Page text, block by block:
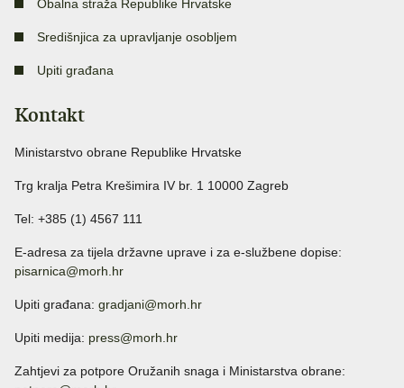
Obalna straža Republike Hrvatske
Središnjica za upravljanje osobljem
Upiti građana
Kontakt
Ministarstvo obrane Republike Hrvatske
Trg kralja Petra Krešimira IV br. 1 10000 Zagreb
Tel: +385 (1) 4567 111
E-adresa za tijela državne uprave i za e-službene dopise:
pisarnica@morh.hr
Upiti građana: gradjani@morh.hr
Upiti medija: press@morh.hr
Zahtjevi za potpore Oružanih snaga i Ministarstva obrane: